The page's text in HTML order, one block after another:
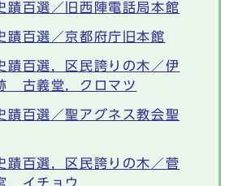
蹟百選／旧西陣電話局本館
蹟百選／京都府庁旧本館
蹟百選，区民誇りの木／伊
古義堂，クロマツ
蹟百選／聖アグネス教会聖
蹟百選，区民誇りの木／菅
，イチョウ